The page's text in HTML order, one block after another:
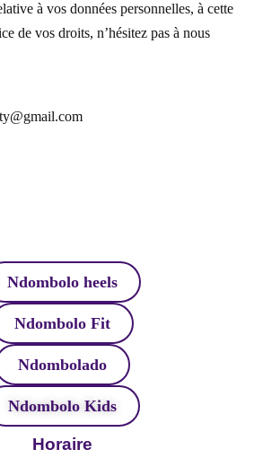
à vos données personnelles, à cette
de vos droits, n’hésitez pas à nous
Ndombolo heels
Ndombolo Fit
Ndombolado
Ndombolo Kids
Horaire